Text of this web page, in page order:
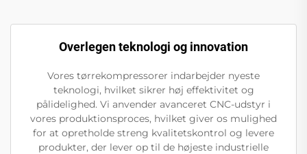
Overlegen teknologi og innovation
Vores tørrekompressorer indarbejder nyeste
teknologi, hvilket sikrer høj effektivitet og
pålidelighed. Vi anvender avanceret CNC-udstyr i
vores produktionsproces, hvilket giver os mulighed
for at opretholde streng kvalitetskontrol og levere
produkter, der lever op til de højeste industrielle